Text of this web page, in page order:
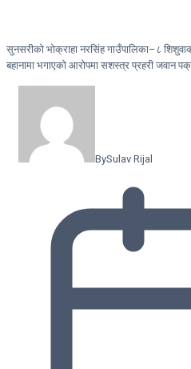
सुनसरीको भोक्राहा नरसिंह गाउँपालिका–८
बहानामा भगाएको आरोपमा सशस्त्र प्रहरी जवान
BySulav Rijal